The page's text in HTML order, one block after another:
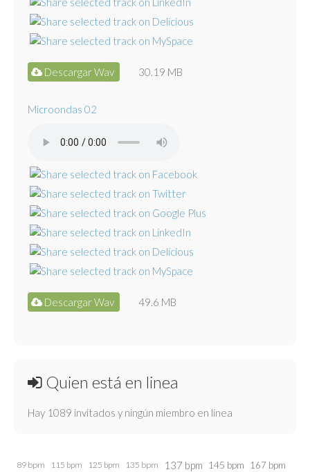
Descargar Wav 30.19 MB
Microondas 02
Descargar Wav 49.6 MB
Quien está en linea
Hay 1089 invitados y ningún miembro en línea
89 bpm 115 bpm 125 bpm 135 bpm 137 bpm 145 bpm 167 bpm